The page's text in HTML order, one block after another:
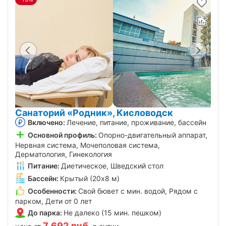
санатория мягко налаживает обмен веществ и
работу желудочно-кишечного тракта.
Программа доступна для бронирования на срок от 3
дней.
Категория «стандарт» с балконом — только
двухместное размещение.
Медицинские процедуры в стоимость не входят.
Санаторий «Родник», Кисловодск
Включено: Лечение, питание, проживание, бассейн
Основной профиль: Опорно-двигательный аппарат,
Нервная система, Мочеполовая система,
Дерматология, Гинекология
Питание: Диетическое, Шведский стол
Бассейн: Крытый (20х8 м)
Особенности: Свой бювет с мин. водой, Рядом с
парком, Дети от 0 лет
До парка: Не далеко (15 мин. пешком)